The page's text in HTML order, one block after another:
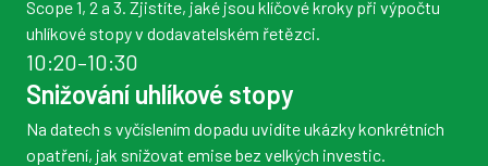
Scope 1, 2 a 3. Zjistíte, jaké jsou klíčové kroky při výpočtu
uhlíkové stopy v dodavatelském řetězci.
10:20–10:30
Snižování uhlíkové stopy
Na datech s vyčíslením dopadu uvidíte ukázky konkrétních
opatření, jak snižovat emise bez velkých investic.